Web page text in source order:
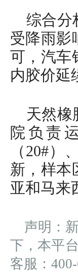
综合分
受降雨影
可，汽车
内胶价延
天然橡
院负责
（20#
新，样本
亚和马来
声明：
下，本平
客服：